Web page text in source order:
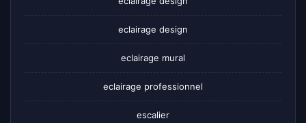
eclairage design
eclairage mural
eclairage professionnel
escalier